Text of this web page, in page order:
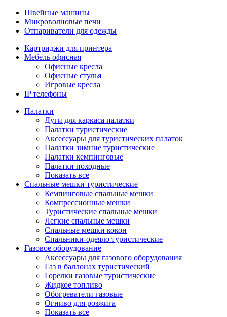
Швейные машины
Микроволновые печи
Отпариватели для одежды
Картриджи для принтера
Мебель офисная
Офисные кресла
Офисные стулья
Игровые кресла
IP телефоны
Палатки
Дуги для каркаса палатки
Палатки туристические
Аксессуары для туристических палаток
Палатки зимние туристические
Палатки кемпинговые
Палатки походные
Показать все
Спальные мешки туристические
Кемпинговые спальные мешки
Компрессионные мешки
Туристические спальные мешки
Легкие спальные мешки
Спальные мешки кокон
Спальники-одеяло туристические
Газовое оборудование
Аксессуары для газового оборудования
Газ в баллонах туристический
Горелки газовые туристические
Жидкое топливо
Обогреватели газовые
Огниво для розжига
Показать все